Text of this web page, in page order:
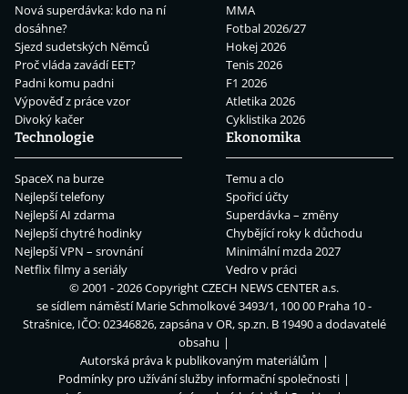
Nová superdávka: kdo na ní
dosáhne?
Sjezd sudetských Němců
Proč vláda zavádí EET?
Padni komu padni
Výpověď z práce vzor
Divoký kačer
MMA
Fotbal 2026/27
Hokej 2026
Tenis 2026
F1 2026
Atletika 2026
Cyklistika 2026
Technologie
SpaceX na burze
Nejlepší telefony
Nejlepší AI zdarma
Nejlepší chytré hodinky
Nejlepší VPN – srovnání
Netflix filmy a seriály
Ekonomika
Temu a clo
Spořicí účty
Superdávka – změny
Chybějící roky k důchodu
Minimální mzda 2027
Vedro v práci
© 2001 - 2026 CopyrightCZECH NEWS CENTER a.s.
se sídlem náměstí Marie Schmolkové 3493/1, 100 00 Praha 10 -
Strašnice, IČO: 02346826, zapsána v OR, sp.zn. B 19490 a dodavatelé
obsahu
Autorská práva k publikovaným materiálům
Podmínky pro užívání služby informační společnosti